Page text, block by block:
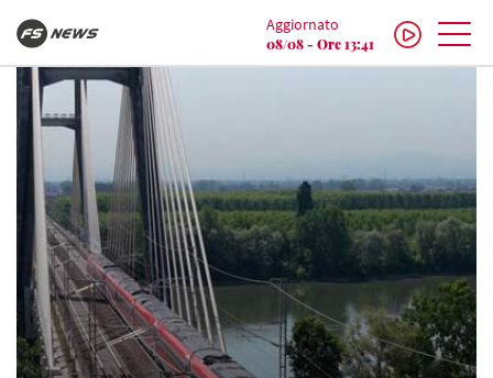
Aggiornato
08/08 - Ore 13:41